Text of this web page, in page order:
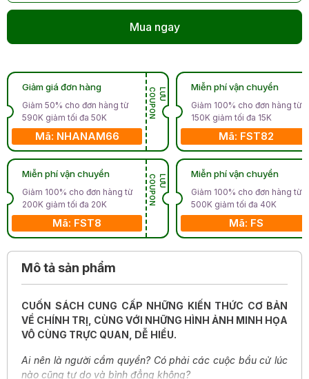
Mua ngay
Giảm giá đơn hàng
Giảm 50% cho đơn hàng từ
590K giảm tối đa 50K
Mã: NHANAM66
L
Ư
U
C
O
U
P
O
N
Miễn phí vận chuyển
Giảm 100% cho đơn hàng từ
200K giảm tối đa 20K
Mã: FST8
L
Ư
U
C
O
U
P
O
N
Miễn phí vận chuyển
Giảm 100% cho đơn hàng từ
150K giảm tối đa 15K
Mã: FST82
Miễn phí vận chuyển
Giảm 100% cho đơn hàng từ
500K giảm tối đa 40K
Mã: FS
Mô tả sản phẩm
CUỐN SÁCH CUNG CẤP NHỮNG KIẾN THỨC CƠ BẢN
VỀ CHÍNH TRỊ, CÙNG VỚI NHỮNG HÌNH ẢNH MINH HỌA
VÔ CÙNG TRỰC QUAN, DỄ HIỂU.
Ai nên là người cầm quyền? Có phải các cuộc bầu cử lúc
nào cũng tự do và bình đẳng không?